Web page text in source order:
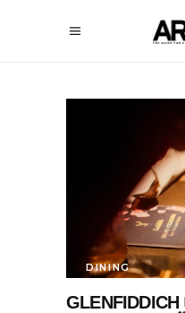
DINING